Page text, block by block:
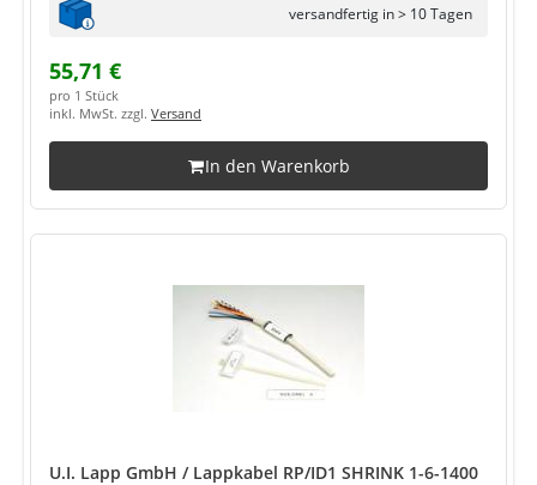
versandfertig in > 10 Tagen
55,71 €
pro 1 Stück
inkl. MwSt. zzgl. Versand
In den Warenkorb
U.I. Lapp GmbH / Lappkabel RP/ID1 SHRINK 1-6-1400